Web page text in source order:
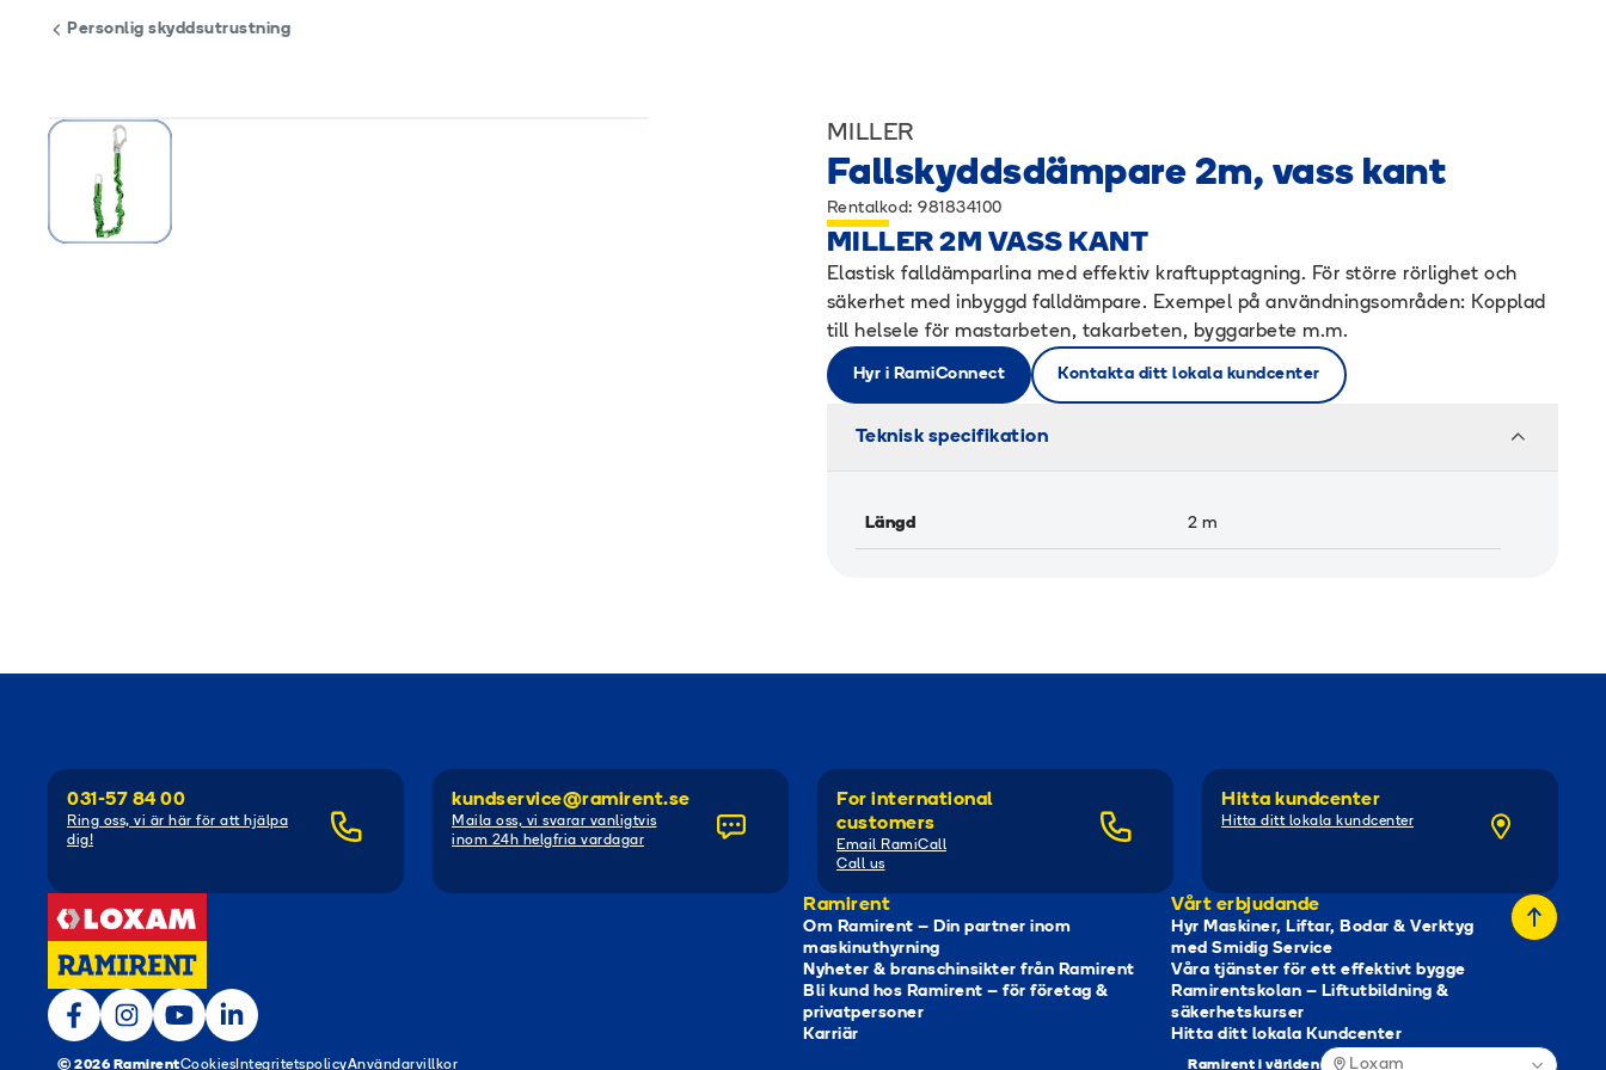
Personlig skyddsutrustning
MILLER
Fallskyddsdämpare 2m, vass kant
Rentalkod: 981834100
MILLER 2M VASS KANT
Elastisk falldämparlina med effektiv kraftupptagning. För större rörlighet och
säkerhet med inbyggd falldämpare. Exempel på användningsområden: Kopplad
till helsele för mastarbeten, takarbeten, byggarbete m.m.
Hyr i RamiConnect Kontakta ditt lokala kundcenter
Teknisk specifikation
Längd 2 m
031-57 84 00
Ring oss, vi är här för att hjälpa
dig!
kundservice@ramirent.se
Maila oss, vi svarar vanligtvis
inom 24h helgfria vardagar
For international
customers
Email RamiCall
Call us
Hitta kundcenter
Hitta ditt lokala kundcenter
Ramirent
Om Ramirent – Din partner inom
maskinuthyrning
Nyheter & branschinsikter från Ramirent
Bli kund hos Ramirent – för företag &
privatpersoner
Karriär
Vårt erbjudande
Hyr Maskiner, Liftar, Bodar & Verktyg
med Smidig Service
Våra tjänster för ett effektivt bygge
Ramirentskolan – Liftutbildning &
säkerhetskurser
Hitta ditt lokala Kundcenter
© 2026 RamirentCookies IntegritetspolicyAnvändarvillkor Ramirent i världen Loxam